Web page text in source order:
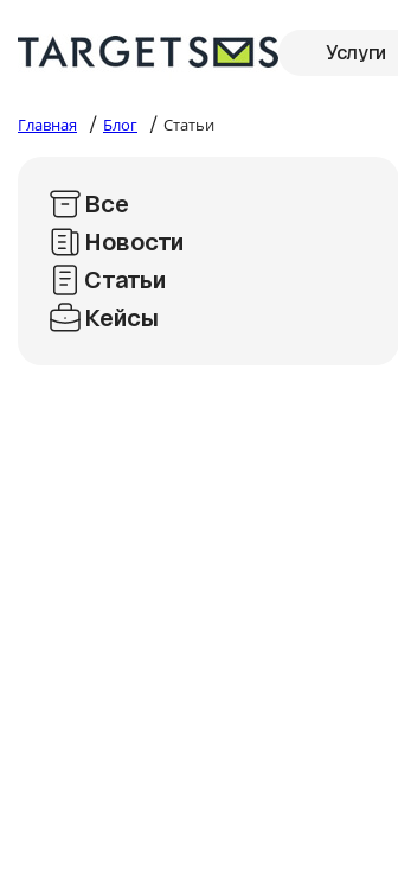
Услуги
Главная / Блог / Статьи
Все
Новости
Статьи
Кейсы